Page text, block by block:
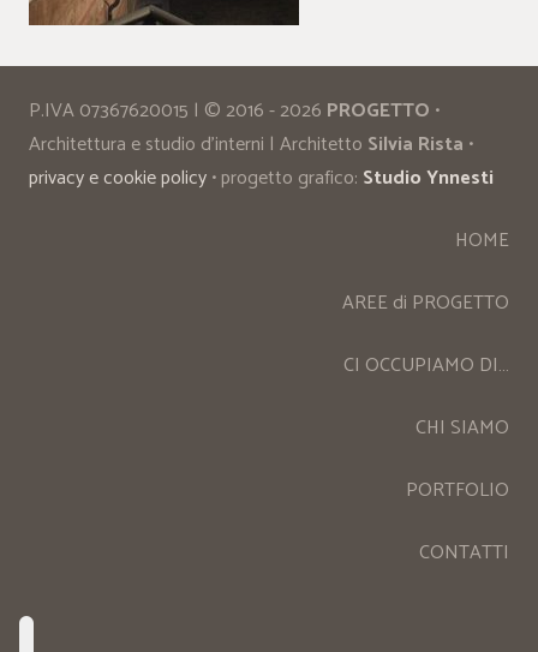
P.IVA 07367620015 | © 2016 - 2026 PROGETTO •
Architettura e studio d’interni | Architetto Silvia Rista •
privacy e cookie policy• progetto grafico: Studio Ynnesti
HOME
AREE di PROGETTO
CI OCCUPIAMO DI…
CHI SIAMO
PORTFOLIO
CONTATTI